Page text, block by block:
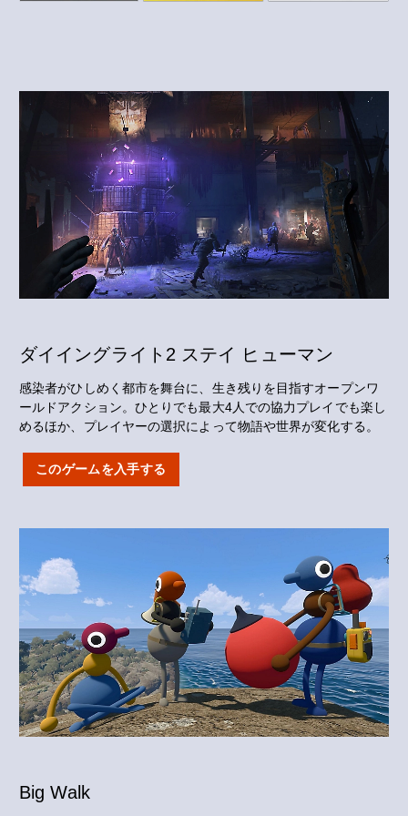
ダイイングライト2 ステイ ヒューマン
感染者がひしめく都市を舞台に、生き残りを目指すオープンワ
ールドアクション。ひとりでも最大4人での協力プレイでも楽し
めるほか、プレイヤーの選択によって物語や世界が変化する。
このゲームを入手する
Big Walk